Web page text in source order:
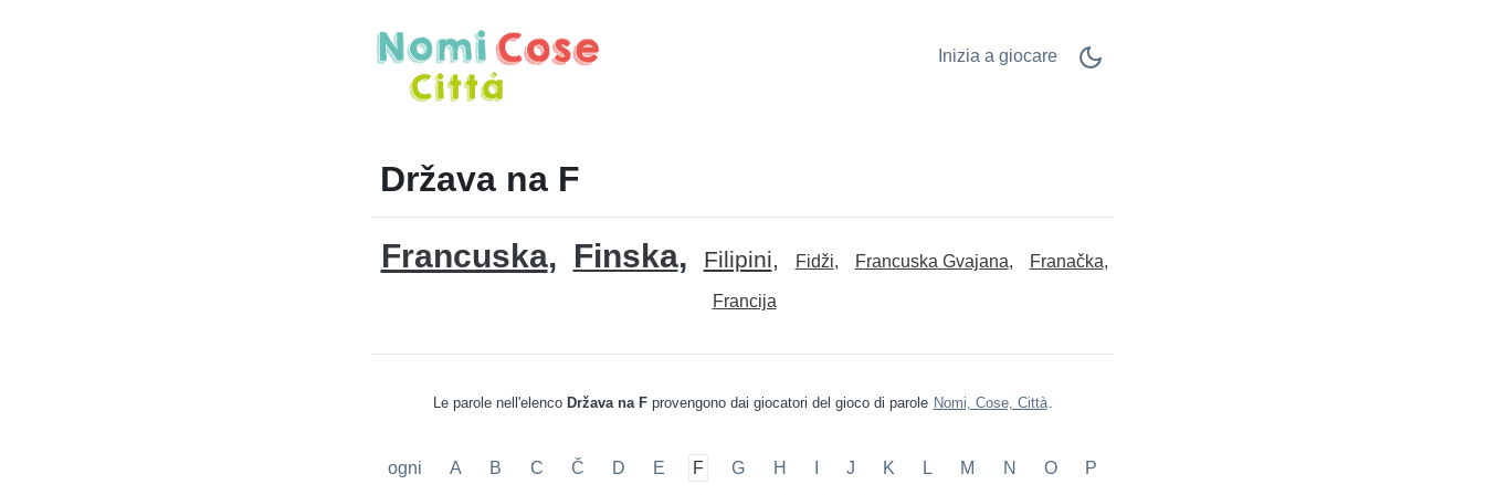
Inizia a giocare
Država na F
Francuska Finska Filipini Fidži Francuska Gvajana Franačka
Francija
Le parole nell'elenco Država na Fprovengono dai giocatori del gioco di parole Nomi, Cose, Città.
ogni A B C Č D E F G H J K L M N O P